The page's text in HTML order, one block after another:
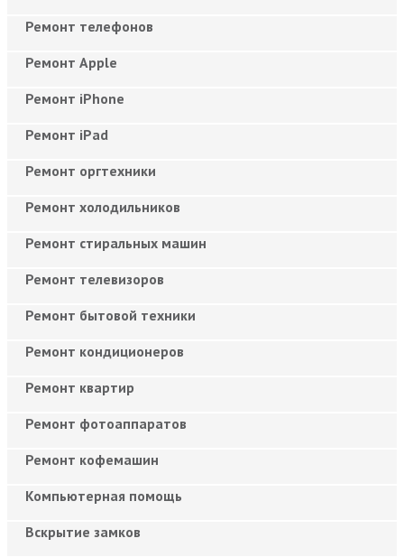
Ремонт телефонов
Ремонт Apple
Ремонт iPhone
Ремонт iPad
Ремонт оргтехники
Ремонт холодильников
Ремонт стиральных машин
Ремонт телевизоров
Ремонт бытовой техники
Ремонт кондиционеров
Ремонт квартир
Ремонт фотоаппаратов
Ремонт кофемашин
Компьютерная помощь
Вскрытие замков